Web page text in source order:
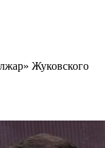
Жуковского